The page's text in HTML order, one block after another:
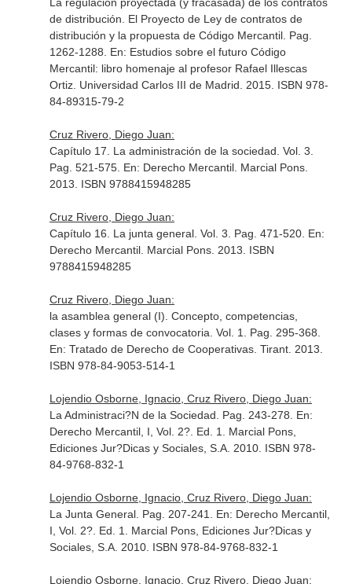
de distribución. El Proyecto de Ley de contratos de
distribución y la propuesta de Código Mercantil. Pag.
1262-1288. En: Estudios sobre el futuro Código
Mercantil: libro homenaje al profesor Rafael Illescas
Ortiz. Universidad Carlos III de Madrid. 2015. ISBN 978-
84-89315-79-2
Cruz Rivero, Diego Juan:
Capítulo 17. La administración de la sociedad. Vol. 3.
Pag. 521-575. En: Derecho Mercantil. Marcial Pons.
2013. ISBN 9788415948285
Cruz Rivero, Diego Juan:
Capítulo 16. La junta general. Vol. 3. Pag. 471-520. En:
Derecho Mercantil. Marcial Pons. 2013. ISBN
9788415948285
Cruz Rivero, Diego Juan:
la asamblea general (I). Concepto, competencias,
clases y formas de convocatoria. Vol. 1. Pag. 295-368.
En: Tratado de Derecho de Cooperativas. Tirant. 2013.
ISBN 978-84-9053-514-1
Lojendio Osborne, Ignacio, Cruz Rivero, Diego Juan:
La Administraci?N de la Sociedad. Pag. 243-278. En:
Derecho Mercantil, I, Vol. 2?. Ed. 1. Marcial Pons,
Ediciones Jur?Dicas y Sociales, S.A. 2010. ISBN 978-
84-9768-832-1
Lojendio Osborne, Ignacio, Cruz Rivero, Diego Juan:
La Junta General. Pag. 207-241. En: Derecho Mercantil,
I, Vol. 2?. Ed. 1. Marcial Pons, Ediciones Jur?Dicas y
Sociales, S.A. 2010. ISBN 978-84-9768-832-1
Lojendio Osborne, Ignacio, Cruz Rivero, Diego Juan: